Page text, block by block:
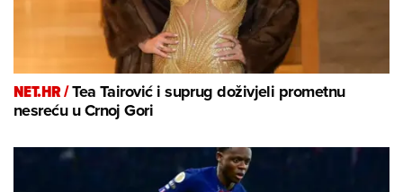
NET.HR /Tea Tairović i suprug doživjeli prometnu
nesreću u Crnoj Gori